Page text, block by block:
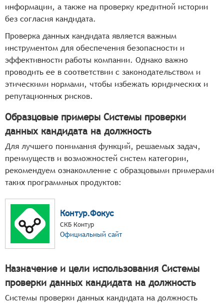
информации, а также на проверку кредитной истории
без согласия кандидата.
Проверка данных кандидата является важным
инструментом для обеспечения безопасности и
эффективности работы компании. Однако важно
проводить ее в соответствии с законодательством и
этическими нормами, чтобы избежать юридических и
репутационных рисков.
Образцовые примеры Системы проверки
данных кандидата на должность
Для лучшего понимания функций, решаемых задач,
преимуществ и возможностей систем категории,
рекомендуем ознакомление с образцовыми примерами
таких программных продуктов:
Контур.Фокус
СКБ Контур
Официальный сайт
Назначение и цели использования Системы
проверки данных кандидата на должность
Системы проверки данных кандидата на должность